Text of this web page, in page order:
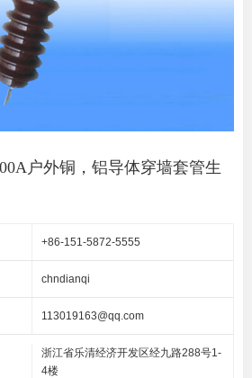
户外铜，铝导体穿墙套管生
+86-151-5872-5555
chndianqi
113019163@qq.com
浙江省乐清经济开发区经九路288号1-
4楼